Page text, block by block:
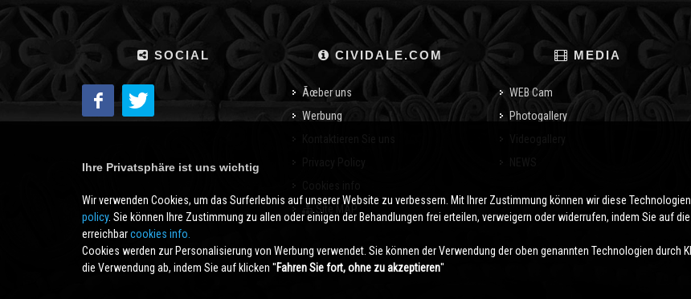
SOCIAL CIVIDALE.COM
Ãœber uns
Werbung
MEDIA
WEB Cam
Photogallery
Ihre Privatsphäre ist uns wichtig
Wir verwenden Cookies, um das Surferlebnis auf unserer Website zu verbessern. Mit Ihrer Zustimmung können wir diese
policy. Sie können Ihre Zustimmung zu allen oder einigen der Behandlungen frei erteilen, verweigern oder widerrufen, indem Sie auf
erreichbarcookies info.
Cookies werden zur Personalisierung von Werbung verwendet. Sie können der Verwendung der oben genannten Technologien durch
die Verwendung ab, indem Sie auf klicken ''Fahren Sie fort, ohne zu akzeptieren''